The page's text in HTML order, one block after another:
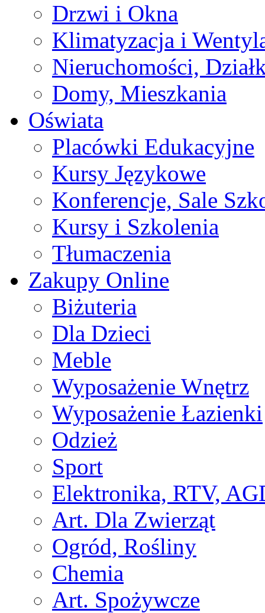
Drzwi i Okna
Klimatyzacja i
Nieruchomości,
Domy, Mieszkania
Oświata
Placówki Edukacyjne
Kursy Językowe
Konferencje, Sale
Kursy i Szkolenia
Tłumaczenia
Zakupy Online
Biżuteria
Dla Dzieci
Meble
Wyposażenie Wnętrz
Wyposażenie Łazienki
Odzież
Sport
Elektronika, RTV,
Art. Dla Zwierząt
Ogród, Rośliny
Chemia
Art. Spożywcze